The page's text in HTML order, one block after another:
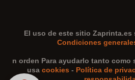
El uso de este sitio Zaprinta.es
Condiciones
n orden Para ayudarlo tanto como
usa cookies - Política de